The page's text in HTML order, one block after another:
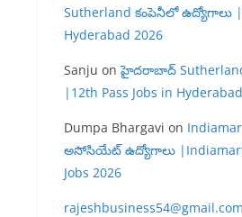
Sutherland కంపెనీలో ఉద్యోగాలు
Hyderabad 2026
Sanju onహైదరాబాద్
|12th Pass Jobs in
Dumpa Bhargavi on
అసోసియేట్ ఉద్యోగాలు |Indiamart
Jobs 2026
rajeshbusiness54@gmail.com